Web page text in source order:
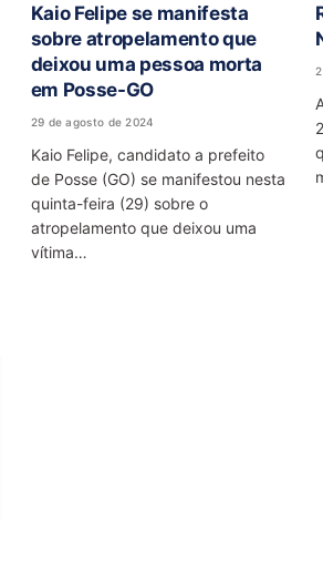
Kaio Felipe se manifesta
sobre atropelamento que
deixou uma pessoa morta
em Posse-GO
29 de agosto de 2024
Kaio Felipe, candidato a prefeito
de Posse (GO) se manifestou nesta
quinta-feira (29) sobre o
atropelamento que deixou uma
vítima…